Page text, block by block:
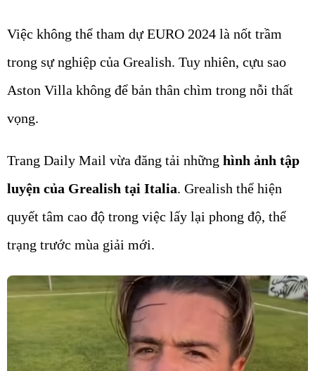
Việc không thể tham dự EURO 2024 là nốt trầm
trong sự nghiệp của Grealish. Tuy nhiên, cựu sao
Aston Villa không để bản thân chìm trong nỗi thất
vọng.
Trang Daily Mail vừa đăng tải những hình ảnh tập
luyện của Grealish tại Italia. Grealish thể hiện
quyết tâm cao độ trong việc lấy lại phong độ, thể
trạng trước mùa giải mới.